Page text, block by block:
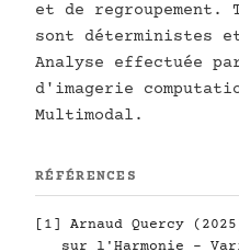
et de regroupement.
sont déterministes
Analyse effectuée
d'imagerie
Multimodal.
RÉFÉRENCES
[1] Arnaud Quercy
sur l'Harmonie -